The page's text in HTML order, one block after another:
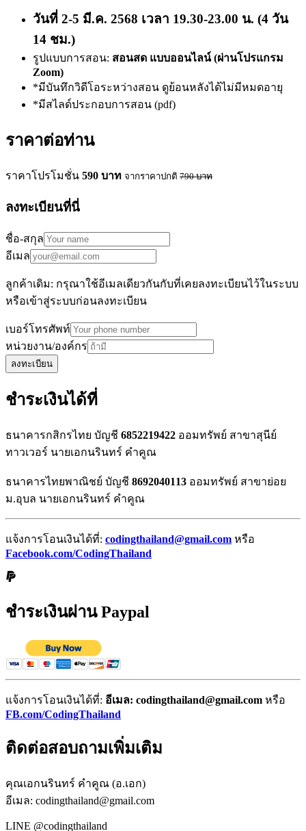
วันที่ 2-5 มี.ค. 2568 เวลา 19.30-23.00 น. (4 วัน
14 ชม.)
รูปแบบการสอน: สอนสด แบบออนไลน์ (ผ่านโปรแกรม
Zoom)
*มีบันทึกวิดีโอระหว่างสอน ดูย้อนหลังได้ไม่มีหมดอายุ
*มีสไลด์ประกอบการสอน (pdf)
ราคาต่อท่าน
ราคาโปรโมชั่น 590 บาท จากราคาปกติ 790บาท
ลงทะเบียนที่นี่
ชื่อ-สกุล
อีเมล
ลูกค้าเดิม: กรุณาใช้อีเมลเดียวกันกับที่เคยลงทะเบียนไว้ในระบบ
หรือเข้าสู่ระบบก่อนลงทะเบียน
เบอร์โทรศัพท์
หน่วยงาน/องค์กร
ลงทะเบียน
ชำระเงินได้ที่
ธนาคารกสิกรไทย บัญชี 6852219422 ออมทรัพย์ สาขาสุนีย์
ทาวเวอร์ นายเอกนรินทร์ คำคูณ
ธนาคารไทยพาณิชย์ บัญชี 8692040113 ออมทรัพย์ สาขาย่อย
ม.อุบล นายเอกนรินทร์ คำคูณ
แจ้งการโอนเงินได้ที่: codingthailand@gmail.com หรือ
Facebook.com/CodingThailand
ชำระเงินผ่าน Paypal
แจ้งการโอนเงินได้ที่: อีเมล: codingthailand@gmail.com หรือ
FB.com/CodingThailand
ติดต่อสอบถามเพิ่มเติม
คุณเอกนรินทร์ คำคูณ (อ.เอก)
อีเมล: codingthailand@gmail.com
LINE @codingthailand